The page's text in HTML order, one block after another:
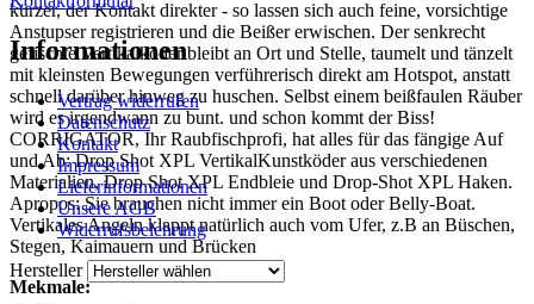
kürzer, der Kontakt direkter - so lassen sich auch feine, vorsichtige
Anstupser registrieren und die Beißer erwischen. Der senkrecht
gefischte Vertikalköder bleibt an Ort und Stelle, taumelt und tänzelt
mit kleinsten Bewegungen verführerisch direkt am Hotspot, anstatt
schnell darüber hinweg zu huschen. Selbst einem beißfaulen Räuber
wird es irgendwann zu bunt. und schon kommt der Biss!
CORRIGATOR, Ihr Raubfischprofi, hat alles für das fängige Auf
und Ab: Drop Shot XPL VertikalKunstköder aus verschiedenen
Materialien, Drop Shot XPL Endbleie und Drop-Shot XPL Haken.
Apropos: Sie brauchen nicht immer ein Boot oder Belly-Boat.
Vertikales Angeln klappt natürlich auch vom Ufer, z.B an Büschen,
Stegen, Kaimauern und Brücken
Mekmale:
Informationen
Vertrag widerrufen
Datenschutz
Kontakt
Impressum
Lieferinformationen
Unsere AGB
Widerrufsbelehrung
Hersteller